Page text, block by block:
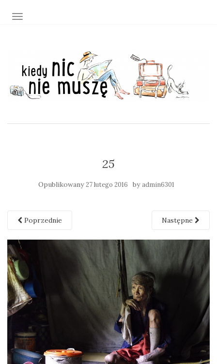
TOGGLE NAVIGATION
25
Opublikowany27 lutego 2016 byadmin6301
Poprzednie Następne